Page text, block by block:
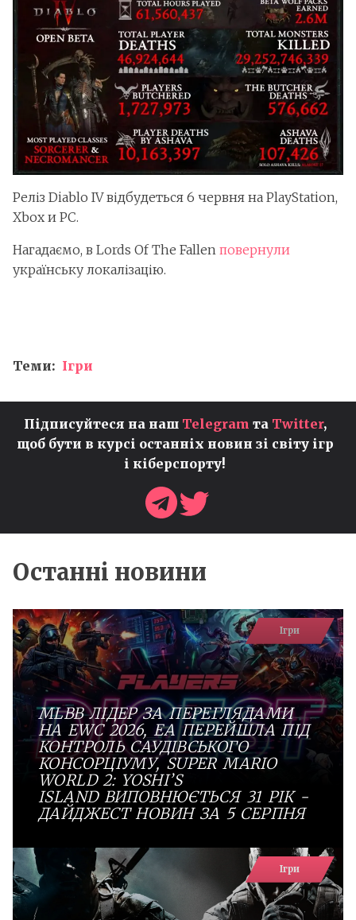
Реліз Diablo IV відбудеться 6 червня на PlayStation,
Xbox и PC.
Нагадаємо, в Lords Of The Fallen повернули
українську локалізацію.
Теми: Ігри
Підписуйтеся на наш Telegram та Twitter,
щоб бути в курсі останніх новин зі світу ігр
і кіберспорту!
Останні новини
Ігри
MLBB ЛІДЕР ЗА ПЕРЕГЛЯДАМИ
НА EWC 2026, EA ПЕРЕЙШЛА ПІД
КОНТРОЛЬ САУДІВСЬКОГО
КОНСОРЦІУМУ, SUPER MARIO
WORLD 2: YOSHI’S
ISLAND ВИПОВНЮЄТЬСЯ 31 РІК -
ДАЙДЖЕСТ НОВИН ЗА 5 СЕРПНЯ
Ігри